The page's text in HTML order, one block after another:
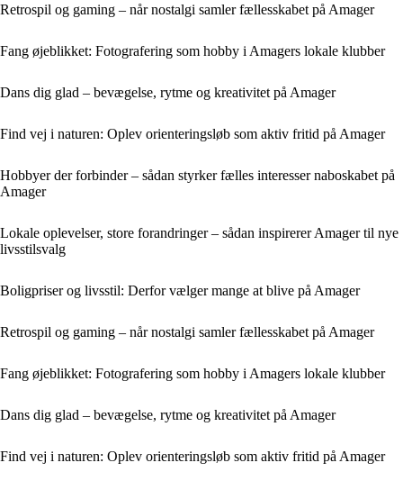
Retrospil og gaming – når nostalgi samler fællesskabet på Amager
Fang øjeblikket: Fotografering som hobby i Amagers lokale klubber
Dans dig glad – bevægelse, rytme og kreativitet på Amager
Find vej i naturen: Oplev orienteringsløb som aktiv fritid på Amager
Hobbyer der forbinder – sådan styrker fælles interesser naboskabet på
Amager
Lokale oplevelser, store forandringer – sådan inspirerer Amager til nye
livsstilsvalg
Boligpriser og livsstil: Derfor vælger mange at blive på Amager
Retrospil og gaming – når nostalgi samler fællesskabet på Amager
Fang øjeblikket: Fotografering som hobby i Amagers lokale klubber
Dans dig glad – bevægelse, rytme og kreativitet på Amager
Find vej i naturen: Oplev orienteringsløb som aktiv fritid på Amager